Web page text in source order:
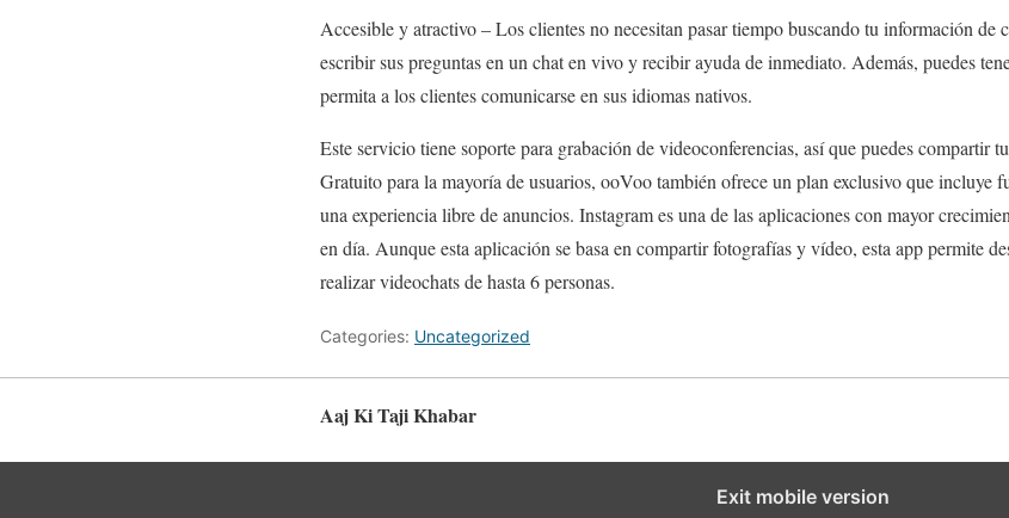
Accesible y atractivo – Los clientes no necesitan pasar tiempo buscando tu información de
escribir sus preguntas en un chat en vivo y recibir ayuda de inmediato. Además, puedes
permita a los clientes comunicarse en sus idiomas nativos.
Este servicio tiene soporte para grabación de videoconferencias, así que puedes compartir
Gratuito para la mayoría de usuarios, ooVoo también ofrece un plan exclusivo que incluye
una experiencia libre de anuncios. Instagram es una de las aplicaciones con mayor
en día. Aunque esta aplicación se basa en compartir fotografías y vídeo, esta app permite
realizar videochats de hasta 6 personas.
Categories: Uncategorized
Aaj Ki Taji Khabar
Exit mobile version